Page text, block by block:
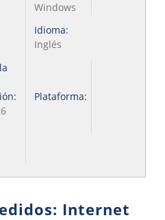
Windows
Idioma:
Inglés
Plataforma:
Internet